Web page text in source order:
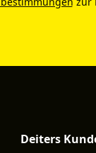
Deiters